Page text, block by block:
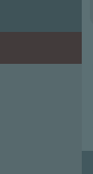
content